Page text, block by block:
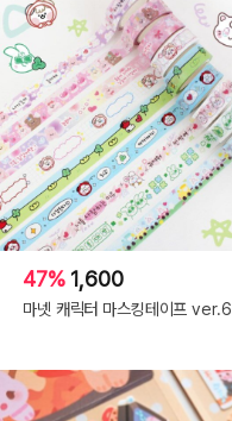
47% 1,600
마넷 캐릭터 마스킹테이프 ver.6